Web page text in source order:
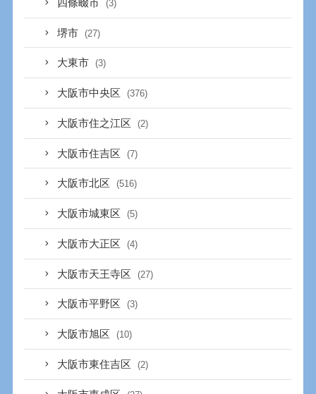
四條畷市 (3)
堺市 (27)
大東市 (3)
大阪市中央区 (376)
大阪市住之江区 (2)
大阪市住吉区 (7)
大阪市北区 (516)
大阪市城東区 (5)
大阪市大正区 (4)
大阪市天王寺区 (27)
大阪市平野区 (3)
大阪市旭区 (10)
大阪市東住吉区 (2)